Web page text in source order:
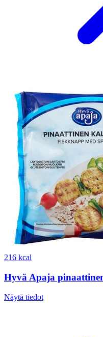
216 kcal
Hyvä Apaja
Näytä tiedot